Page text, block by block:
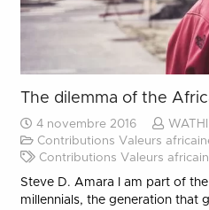
The dilemma of the
4 novembre 2016
WATHI
Contributions Valeurs
Contributions Valeurs
Steve D. Amara I am part of
millennials, the generation that